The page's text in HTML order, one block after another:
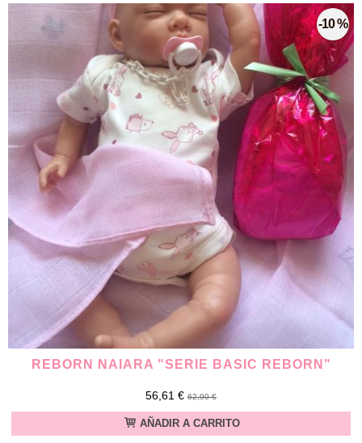
-10 %
REBORN NAIARA "SERIE BASIC REBORN"
56,61 € 62,90 €
AÑADIR A CARRITO